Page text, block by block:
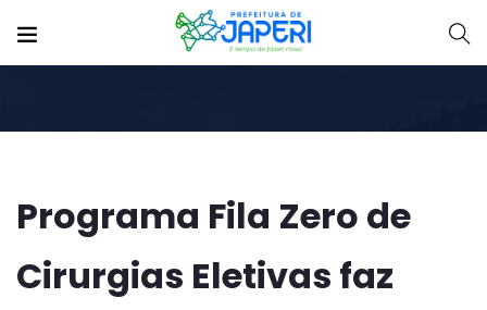
Programa Fila Zero de
Cirurgias Eletivas faz